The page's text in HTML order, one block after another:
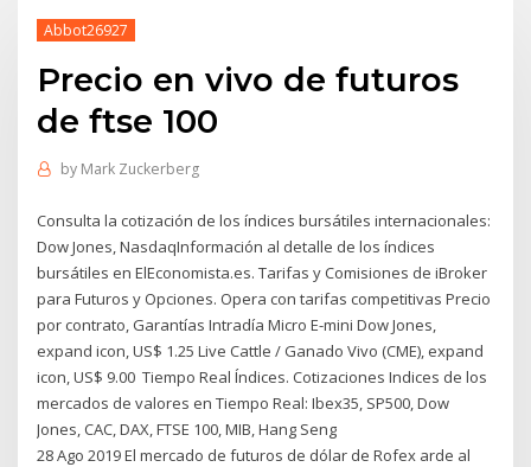
Abbot26927
Precio en vivo de futuros
de ftse 100
by Mark Zuckerberg
Consulta la cotización de los índices bursátiles internacionales:
Dow Jones, NasdaqInformación al detalle de los índices
bursátiles en ElEconomista.es. Tarifas y Comisiones de iBroker
para Futuros y Opciones. Opera con tarifas competitivas Precio
por contrato, Garantías Intradía Micro E-mini Dow Jones,
expand icon, US$ 1.25 Live Cattle / Ganado Vivo (CME), expand
icon, US$ 9.00 Tiempo Real Índices. Cotizaciones Indices de los
mercados de valores en Tiempo Real: Ibex35, SP500, Dow
Jones, CAC, DAX, FTSE 100, MIB, Hang Seng
28 Ago 2019 El mercado de futuros de dólar de Rofex arde al